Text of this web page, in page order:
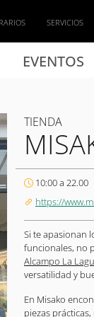
EVENTOS
SERVICIOS
TIENDA
10:00 a 22.00
https://
Si te apasionan
funcionales, no
Alcampo La
versatilidad y
En Misako
piezas